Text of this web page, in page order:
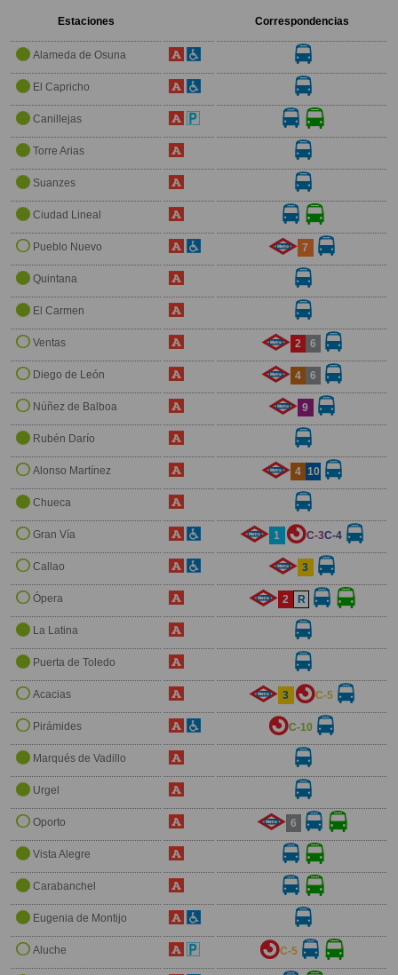
Estaciones Correspondencias
Alameda de Osuna
El Capricho
Canillejas
Torre Arias
Suanzes
Ciudad Lineal
Pueblo Nuevo 7
Quintana
El Carmen
Ventas 2 6
Diego de León 4 6
Núñez de Balboa 9
Rubén Darío
Alonso Martínez 4 10
Chueca
Gran Vía 1 C-3C-4
Callao 3
Ópera 2 R
La Latina
Puerta de Toledo
Acacias 3 C-5
Pirámides C-10
Marqués de Vadillo
Urgel
Oporto 6
Vista Alegre
Carabanchel
Eugenia de Montijo
Aluche C-5